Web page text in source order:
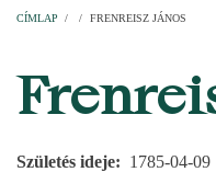
CÍMLAP / / FRENREISZ JÁNOS
Születés ideje
1785-04-09